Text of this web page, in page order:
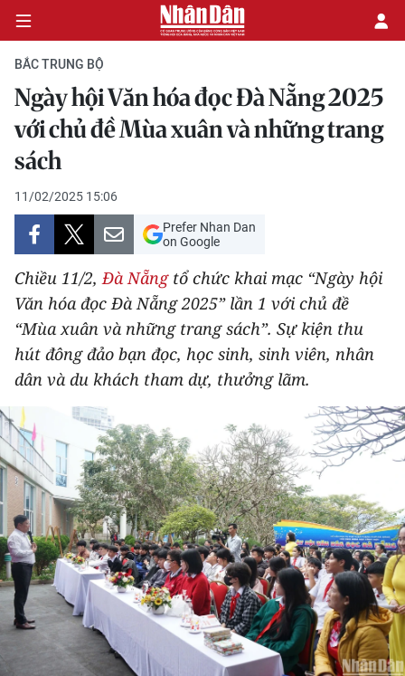
CHÍNH TRỊ
KINH TẾ
VĂN HÓA
XÃ HỘI
PHÁP LUẬT
DU LỊCH
THẾ GIỚI
THỂ THAO
GIÁO DỤC
Y TẾ
KHOA HỌC - CÔNG NGHỆ
MÔI TRƯỜNG
BẠN ĐỌC
BẮC TRUNG BỘ
Ngày hội Văn hóa đọc Đà Nẵng 2025
với chủ đề Mùa xuân và những trang
sách
11/02/2025 15:06
Prefer Nhan Dan
on Google
Chiều 11/2,Đà Nẵngtổ chức khai mạc “Ngày hội
Văn hóa đọc Đà Nẵng 2025” lần 1 với chủ đề
“Mùa xuân và những trang sách”. Sự kiện thu
hút đông đảo bạn đọc, học sinh, sinh viên, nhân
dân và du khách tham dự, thưởng lãm.